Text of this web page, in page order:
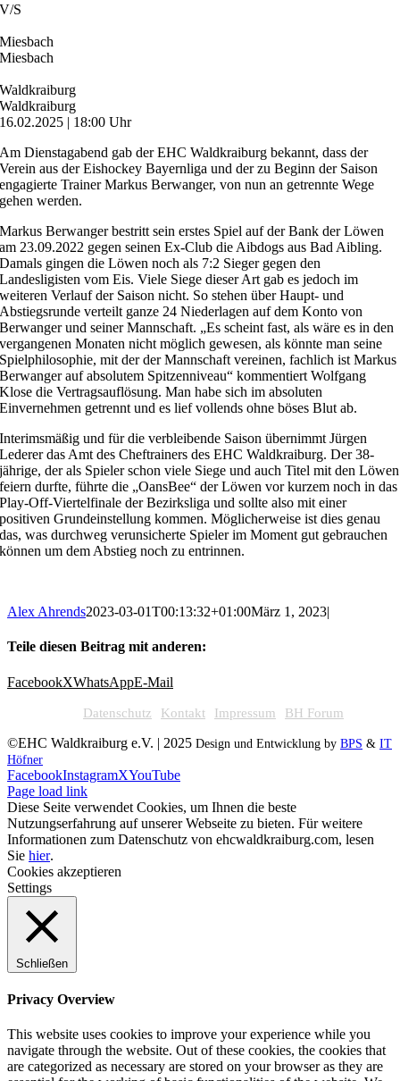
V/S
Miesbach
Miesbach
Waldkraiburg
Waldkraiburg
16.02.2025 | 18:00 Uhr
Am Dienstagabend gab der EHC Waldkraiburg bekannt, dass der
Verein aus der Eishockey Bayernliga und der zu Beginn der Saison
engagierte Trainer Markus Berwanger, von nun an getrennte Wege
gehen werden.
Markus Berwanger bestritt sein erstes Spiel auf der Bank der Löwen
am 23.09.2022 gegen seinen Ex-Club die Aibdogs aus Bad Aibling.
Damals gingen die Löwen noch als 7:2 Sieger gegen den
Landesligisten vom Eis. Viele Siege dieser Art gab es jedoch im
weiteren Verlauf der Saison nicht. So stehen über Haupt- und
Abstiegsrunde verteilt ganze 24 Niederlagen auf dem Konto von
Berwanger und seiner Mannschaft. „Es scheint fast, als wäre es in den
vergangenen Monaten nicht möglich gewesen, als könnte man seine
Spielphilosophie, mit der der Mannschaft vereinen, fachlich ist Markus
Berwanger auf absolutem Spitzenniveau“ kommentiert Wolfgang
Klose die Vertragsauflösung. Man habe sich im absoluten
Einvernehmen getrennt und es lief vollends ohne böses Blut ab.
Interimsmäßig und für die verbleibende Saison übernimmt Jürgen
Lederer das Amt des Cheftrainers des EHC Waldkraiburg. Der 38-
jährige, der als Spieler schon viele Siege und auch Titel mit den Löwen
feiern durfte, führte die „OansBee“ der Löwen vor kurzem noch in das
Play-Off-Viertelfinale der Bezirksliga und sollte also mit einer
positiven Grundeinstellung kommen. Möglicherweise ist dies genau
das, was durchweg verunsicherte Spieler im Moment gut gebrauchen
können um dem Abstieg noch zu entrinnen.
Alex Ahrends2023-03-01T00:13:32+01:00März 1, 2023|
Teile diesen Beitrag mit anderen:
FacebookXWhatsAppE-Mail
Datenschutz Kontakt Impressum BH Forum
©EHC Waldkraiburg e.V. | 2025 Design und Entwicklung by BPS & IT
Höfner
FacebookInstagramXYouTube
Page load link
Diese Seite verwendet Cookies, um Ihnen die beste
Nutzungserfahrung auf unserer Webseite zu bieten. Für weitere
Informationen zum Datenschutz von ehcwaldkraiburg.com, lesen
Sie hier.
Cookies akzeptieren
Settings
Schließen
Privacy Overview
This website uses cookies to improve your experience while you
navigate through the website. Out of these cookies, the cookies that
are categorized as necessary are stored on your browser as they are